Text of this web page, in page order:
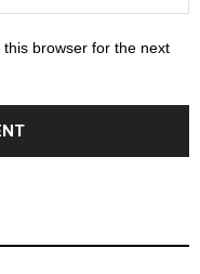
browser for the next